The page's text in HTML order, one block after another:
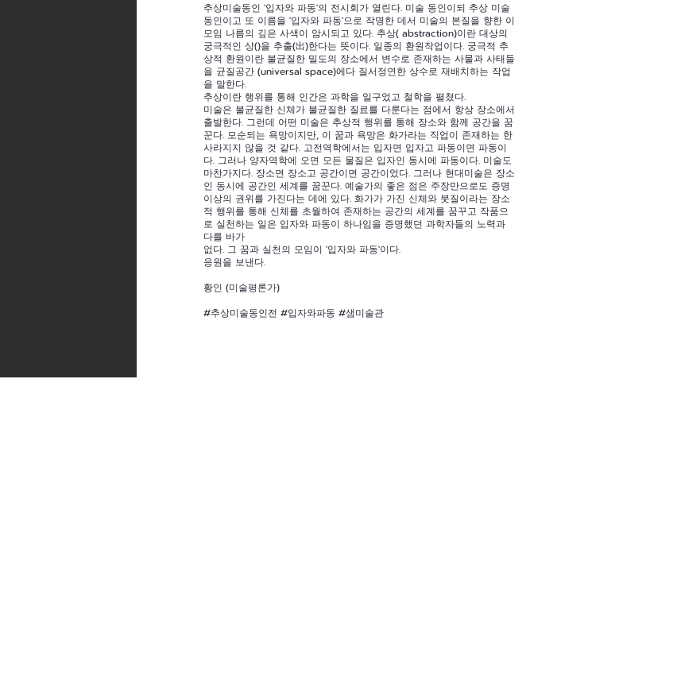
추상미술동인 '입자와 파동'의 전시회가 열린다. 미술 동인이되 추상 미술
동인이고 또 이름을 '입자와 파동'으로 작명한 데서 미술의 본질을 향한 이
모임 나름의 깊은 사색이 암시되고 있다. 추상( abstraction)이란 대상의
궁극적인 상()을 추출(出)한다는 뜻이다. 일종의 환원작업이다. 궁극적 추
상적 환원이란 불균질한 밀도의 장소에서 변수로 존재하는 사물과 사태들
을 균질공간 (universal space)에다 질서정연한 상수로 재배치하는 작업
을 말한다.
추상이란 행위를 통해 인간은 과학을 일구었고 철학을 펼쳤다.
미술은 불균질한 신체가 불균질한 질료를 다룬다는 점에서 항상 장소에서
출발한다. 그런데 어떤 미술은 추상적 행위를 통해 장소와 함께 공간을 꿈
꾼다. 모순되는 욕망이지만, 이 꿈과 욕망은 화가라는 직업이 존재하는 한
사라지지 않을 것 같다. 고전역학에서는 입자면 입자고 파동이면 파동이
다. 그러나 양자역학에 오면 모든 물질은 입자인 동시에 파동이다. 미술도
마찬가지다. 장소면 장소고 공간이면 공간이었다. 그러나 현대미술은 장소
인 동시에 공간인 세계를 꿈꾼다. 예술가의 좋은 점은 주장만으로도 증명
이상의 권위를 가진다는 데에 있다. 화가가 가진 신체와 붓질이라는 장소
적 행위를 통해 신체를 초월하여 존재하는 공간의 세계를 꿈꾸고 작품으
로 실천하는 일은 입자와 파동이 하나임을 증명했던 과학자들의 노력과
다를 바가
없다. 그 꿈과 실천의 모임이 '입자와 파동'이다.
응원을 보낸다.
황인 (미술평론가)
#추상미술동인전 #입자와파동 #샘미술관